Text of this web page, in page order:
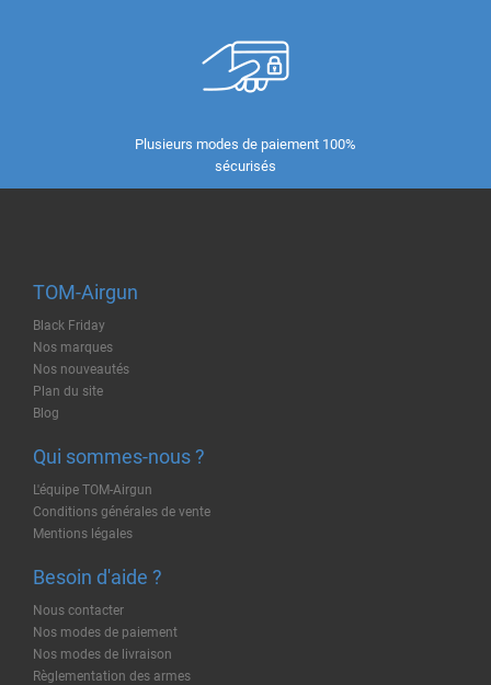
Plusieurs modes de paiement 100%
sécurisés
TOM-Airgun
Black Friday
Nos marques
Nos nouveautés
Plan du site
Blog
Qui sommes-nous ?
L'équipe TOM-Airgun
Conditions générales de vente
Mentions légales
Besoin d'aide ?
Nous contacter
Nos modes de paiement
Nos modes de livraison
Règlementation des armes